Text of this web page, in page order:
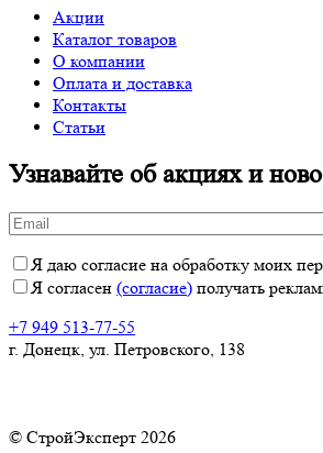
Акции
Каталог товаров
О компании
Оплата и доставка
Контакты
Статьи
Узнавайте об акциях и
Я даю согласие на обработку моих
Я согласен (согласие) получать
+7 949 513-77-55
г. Донецк, ул. Петровского, 138
© СтройЭксперт 2026